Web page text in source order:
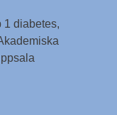
1 diabetes,